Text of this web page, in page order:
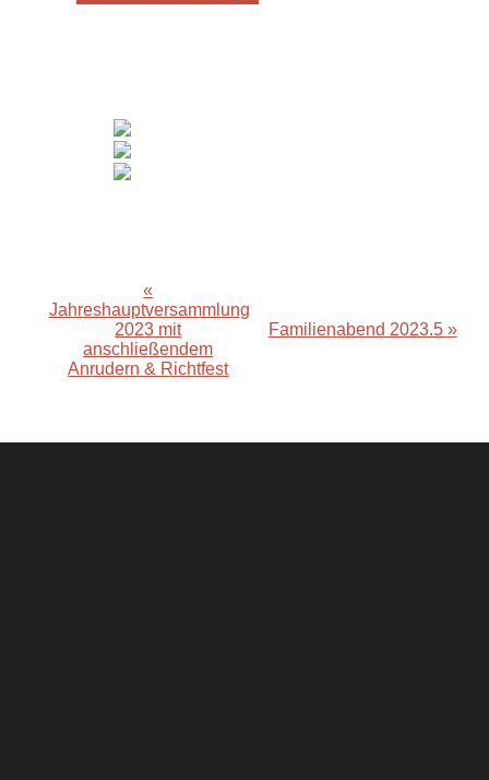
Veranstaltung-
Navigation
«
Jahreshauptversammlung
2023 mit
anschließendem
Anrudern & Richtfest
Familienabend 2023.5 »